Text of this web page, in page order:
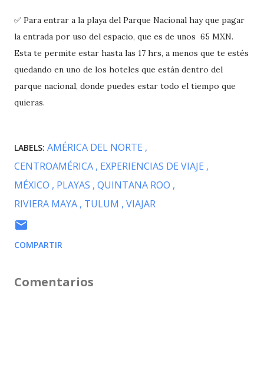
✅ Para entrar a la playa del Parque Nacional hay que pagar
la entrada por uso del espacio, que es de unos 65 MXN.
Esta te permite estar hasta las 17 hrs, a menos que te estés
quedando en uno de los hoteles que están dentro del
parque nacional, donde puedes estar todo el tiempo que
quieras.
LABELS: AMÉRICA DEL NORTE
CENTROAMÉRICA EXPERIENCIAS DE VIAJE
MÉXICO
PLAYAS QUINTANA ROO
RIVIERA MAYA TULUM VIAJAR
COMPARTIR
Comentarios